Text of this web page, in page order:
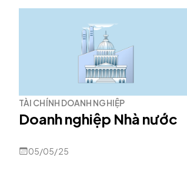
TÀI CHÍNH DOANH NGHIỆP
Doanh nghiệp Nhà nước
05/05/25